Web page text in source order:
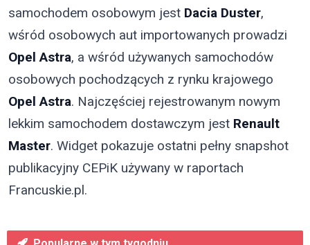
samochodem osobowym jest Dacia Duster,
wśród osobowych aut importowanych prowadzi
Opel Astra, a wśród używanych samochodów
osobowych pochodzących z rynku krajowego
Opel Astra. Najczęściej rejestrowanym nowym
lekkim samochodem dostawczym jest Renault
Master. Widget pokazuje ostatni pełny snapshot
publikacyjny CEPiK używany w raportach
Francuskie.pl.